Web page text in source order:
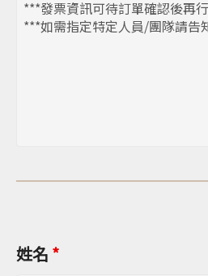
姓名 *